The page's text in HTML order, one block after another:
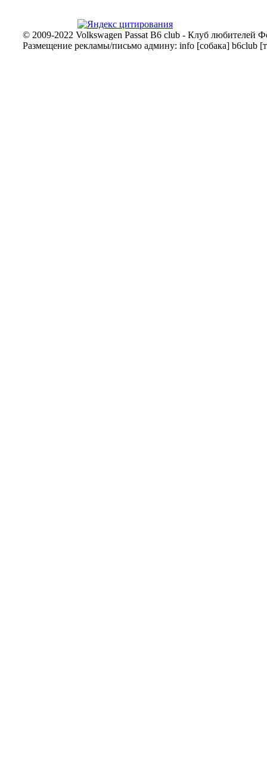
© 2009-2022 Volkswagen Passat B6 club - Клуб любителей
Размещение рекламы/письмо админу: info [собака] b6club